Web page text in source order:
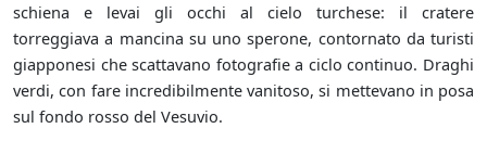
schiena e levai gli occhi al cielo turchese: il cratere
torreggiava a mancina su uno sperone, contornato da turisti
giapponesi che scattavano fotografie a ciclo continuo. Draghi
verdi, con fare incredibilmente vanitoso, si mettevano in posa
sul fondo rosso del Vesuvio.